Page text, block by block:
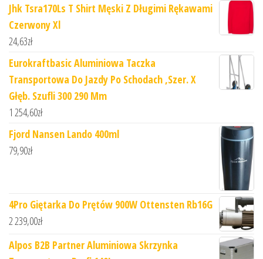
Jhk Tsra170Ls T Shirt Męski Z Długimi Rękawami
Czerwony Xl
24,63zł
Eurokraftbasic Aluminiowa Taczka
Transportowa Do Jazdy Po Schodach ,Szer. X
Głęb. Szufli 300 290 Mm
1 254,60zł
Fjord Nansen Lando 400ml
79,90zł
4Pro Giętarka Do Prętów 900W Ottensten Rb16G
2 239,00zł
Alpos B2B Partner Aluminiowa Skrzynka